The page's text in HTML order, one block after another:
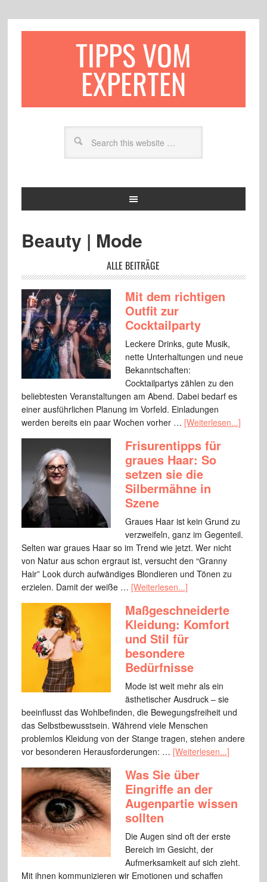
TIPPS VOM
EXPERTEN
Beauty | Mode
ALLE BEITRÄGE
Mit dem richtigen
Outfit zur
Cocktailparty
Leckere Drinks, gute Musik,
nette Unterhaltungen und neue
Bekanntschaften:
Cocktailpartys zählen zu den
beliebtesten Veranstaltungen am Abend. Dabei bedarf es
einer ausführlichen Planung im Vorfeld. Einladungen
werden bereits ein paar Wochen vorher … [Weiterlesen...]
Frisurentipps für
graues Haar: So
setzen sie die
Silbermähne in
Szene
Graues Haar ist kein Grund zu
verzweifeln, ganz im Gegenteil.
Selten war graues Haar so im Trend wie jetzt. Wer nicht
von Natur aus schon ergraut ist, versucht den “Granny
Hair” Look durch aufwändiges Blondieren und Tönen zu
erzielen. Damit der weiße … [Weiterlesen...]
Maßgeschneiderte
Kleidung: Komfort
und Stil für
besondere
Bedürfnisse
Mode ist weit mehr als ein
ästhetischer Ausdruck – sie
beeinflusst das Wohlbefinden, die Bewegungsfreiheit und
das Selbstbewusstsein. Während viele Menschen
problemlos Kleidung von der Stange tragen, stehen andere
vor besonderen Herausforderungen: … [Weiterlesen...]
Was Sie über
Eingriffe an der
Augenpartie wissen
sollten
Die Augen sind oft der erste
Bereich im Gesicht, der
Aufmerksamkeit auf sich zieht.
Mit ihnen kommunizieren wir Emotionen und schaffen